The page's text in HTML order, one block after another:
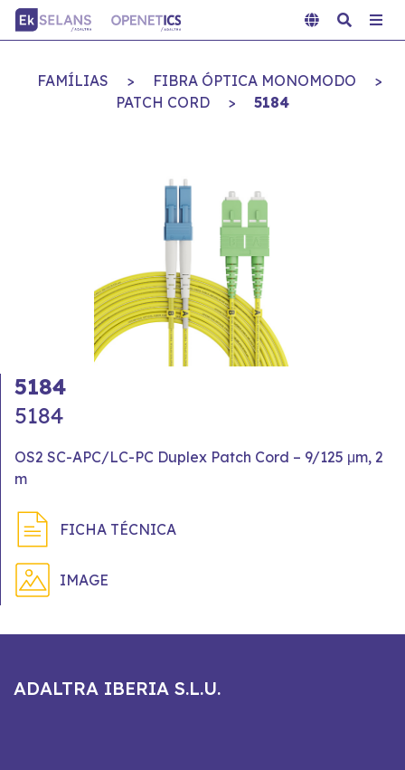
FAMÍLIAS > FIBRA ÓPTICA MONOMODO
>
PATCH CORD
> 5184
5184
5184
OS2 SC-APC/LC-PC Duplex Patch Cord – 9/125 μm, 2
m
FICHA TÉCNICA
IMAGE
ADALTRA IBERIA S.L.U.